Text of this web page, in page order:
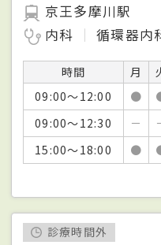
京王多摩川駅
内科
循環器内
時間 月
09:00～12:00
●
09:00～12:30
－
15:00～18:00
●
診療時間外